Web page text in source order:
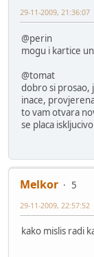
29-11-2009, 21:36:07
@perin
mogu i kartice
@tomat
dobro si prosao,
inace,
to vam otvara
se placa
Melkor
5
29-11-2009, 22:57:52
kako mislis radi